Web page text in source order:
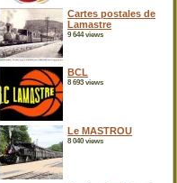
Cartes postales de
Lamastre
9 644 views
BCL
8 693 views
Le MASTROU
8 040 views